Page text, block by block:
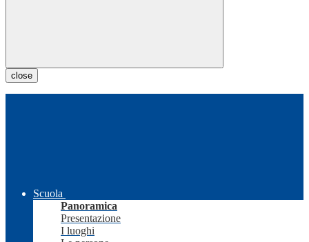
close
Scuola
Panoramica
Presentazione
I luoghi